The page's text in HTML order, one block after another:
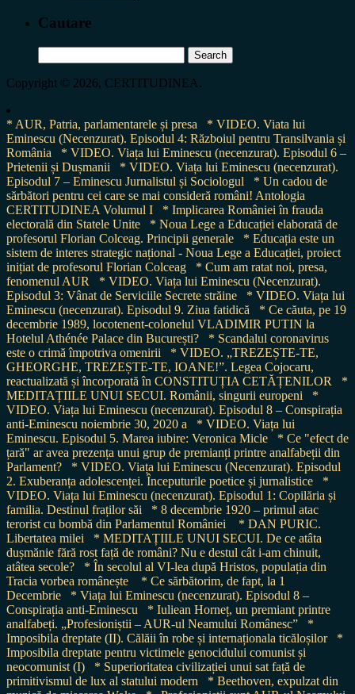
Cautare
for:
Copyright © 2026, CERTITUDINEA.
* AUR, Patria, parlamentarele și presa
* VIDEO. Viata lui
Eminescu (Necenzurat). Episodul 4: Războiul pentru Transilvania și
România
* VIDEO. Viața lui Eminescu (necenzurat). Episodul 6 –
Prietenii și Dușmanii
* VIDEO. Viața lui Eminescu (necenzurat).
Episodul 7 – Eminescu Jurnalistul și Sociologul
* Un cadou de
sărbători pentru cei care se mai consideră români! Antologia
CERTITUDINEA Volumul I
* Implicarea României în frauda
electorală din Statele Unite
* Noua Lege a Educației elaborată de
profesorul Florian Colceag. Principii generale
* Educația este un
sistem de interes strategic național - Noua Lege a Educației, proiect
inițiat de profesorul Florian Colceag
* Cum am ratat noi, presa,
fenomenul AUR
* VIDEO. Viața lui Eminescu (Necenzurat).
Episodul 3: Vânat de Serviciile Secrete străine
* VIDEO. Viața lui
Eminescu (necenzurat). Episodul 9. Ziua fatidică
* Ce căuta, pe 19
decembrie 1989, locotenent-colonelul VLADIMIR PUTIN la
Hotelul Athénée Palace din București?
* Scandalul coronavirus
este o crimă împotriva omenirii
* VIDEO. „TREZEȘTE-TE,
GHEORGHE, TREZEȘTE-TE, IOANE!”. Legea Cojocaru,
reactualizată și încorporată în CONSTITUȚIA CETĂȚENILOR
*
MEDITAȚIILE UNUI SECUI. Românii, singurii europeni
*
VIDEO. Viața lui Eminescu (necenzurat). Episodul 8 – Conspirația
anti-Eminescu noiembrie 30, 2020 a
* VIDEO. Viața lui
Eminescu. Episodul 5. Marea iubire: Veronica Micle
* Ce "efect de
țară" ar avea prezența unui grup de premianți printre analfabeții din
Parlament?
* VIDEO. Viața lui Eminescu (Necenzurat). Episodul
2. Exuberanța adolescenței. Începuturile poetice și jurnalistice
*
VIDEO. Viața lui Eminescu (necenzurat). Episodul 1: Copilăria și
familia. Destinul fraților săi
* 8 decembrie 1920 – primul atac
terorist cu bombă din Parlamentul României
* DAN PURIC.
Libertatea milei
* MEDITAȚIILE UNUI SECUI. De ce atâta
dușmănie fără rost față de români? Nu e destul cât i-am chinuit,
atâtea secole?
* În secolul al VI-lea după Hristos, populația din
Tracia vorbea românește
* Ce sărbătorim, de fapt, la 1
Decembrie
* Viața lui Eminescu (necenzurat). Episodul 8 –
Conspirația anti-Eminescu
* Iuliean Horneț, un premiant printre
analfabeți. „Profesioniștii – AUR-ul Neamului Românesc”
*
Imposibila dreptate (II). Călăii în robe și internaționala ticăloșilor
*
Imposibila dreptate pentru victimele genocidului comunist și
neocomunist (I)
* Superioritatea civilizației unui sat față de
primitivismul de lux al statului modern
* Beethoven, expulzat din